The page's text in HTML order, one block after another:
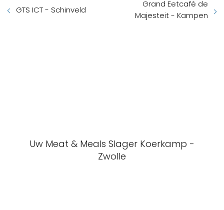
GTS ICT - Schinveld
Grand Eetcafé de
Majesteit - Kampen
Uw Meat & Meals Slager Koerkamp -
Zwolle